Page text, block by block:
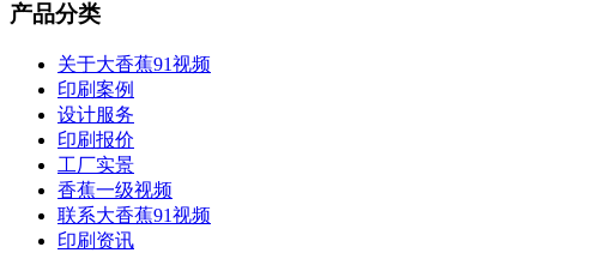
产品分类
关于大香蕉91视频
印刷案例
设计服务
印刷报价
工厂实景
香蕉一级视频
联系大香蕉91视频
印刷资讯